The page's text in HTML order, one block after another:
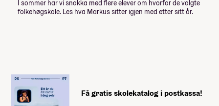
Langtur til Los Angeles og Hawaii,
frivillig studietur
Lån fra Lånekassen
-92 928,-
I sommer har vi snakka med flere elever om hvorfor de valgte
folkehøgskole. Les hva Markus sitter igjen med etter sitt år.
Få gratis skolekatalog i postkassa!